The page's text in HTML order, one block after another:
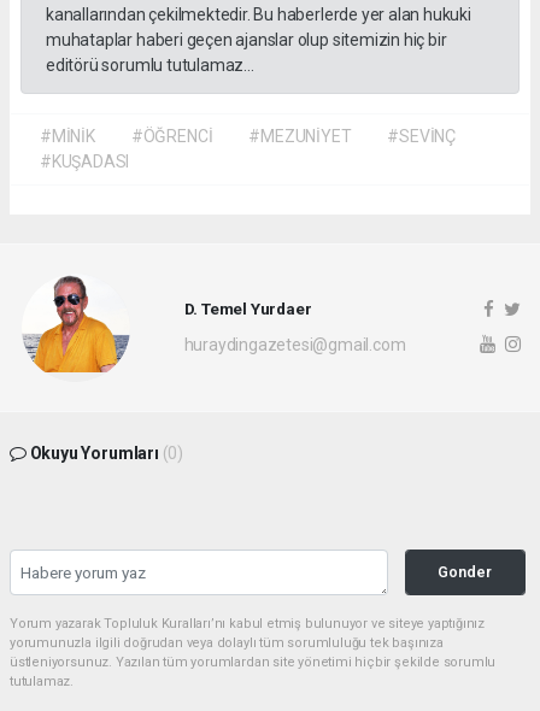
kanallarından çekilmektedir. Bu haberlerde yer alan hukuki
muhataplar haberi geçen ajanslar olup sitemizin hiç bir
editörü sorumlu tutulamaz...
#MİNİK #ÖĞRENCİ #MEZUNİYET
#SEVİNÇ
#KUŞADASI
D. Temel Yurdaer
huraydingazetesi@gmail.com
Okuyu Yorumları (0)
Gonder
Yorum yazarak Topluluk Kuralları’nı kabul etmiş bulunuyor ve siteye yaptığınız
yorumunuzla ilgili doğrudan veya dolaylı tüm sorumluluğu tek başınıza
üstleniyorsunuz. Yazılan tüm yorumlardan site yönetimi hiçbir şekilde sorumlu
tutulamaz.